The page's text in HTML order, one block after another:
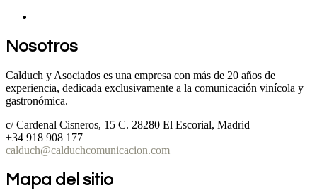
Nosotros
Calduch y Asociados es una empresa con más de 20 años de
experiencia, dedicada exclusivamente a la comunicación vinícola y
gastronómica.
c/ Cardenal Cisneros, 15 C. 28280 El Escorial, Madrid
+34 918 908 177
calduch@calduchcomunicacion.com
Mapa del sitio